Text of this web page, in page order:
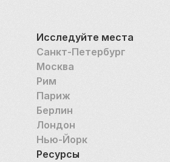
Исследуйте места
Санкт-Петербург
Москва
Рим
Париж
Берлин
Лондон
Нью-Йорк
Ресурсы